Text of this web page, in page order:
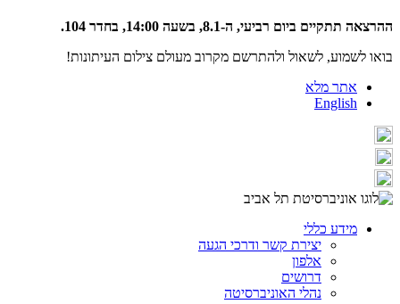
ההרצאה תתקיים ביום רביעי, ה-8.1, בשעה 14:00, בחדר 104.
בואו לשמוע, לשאול ולהתרשם מקרוב מעולם צילום העיתונות!
אתר מלא
English
מידע כללי
יצירת קשר ודרכי הגעה
אלפון
דרושים
נהלי האוניברסיטה